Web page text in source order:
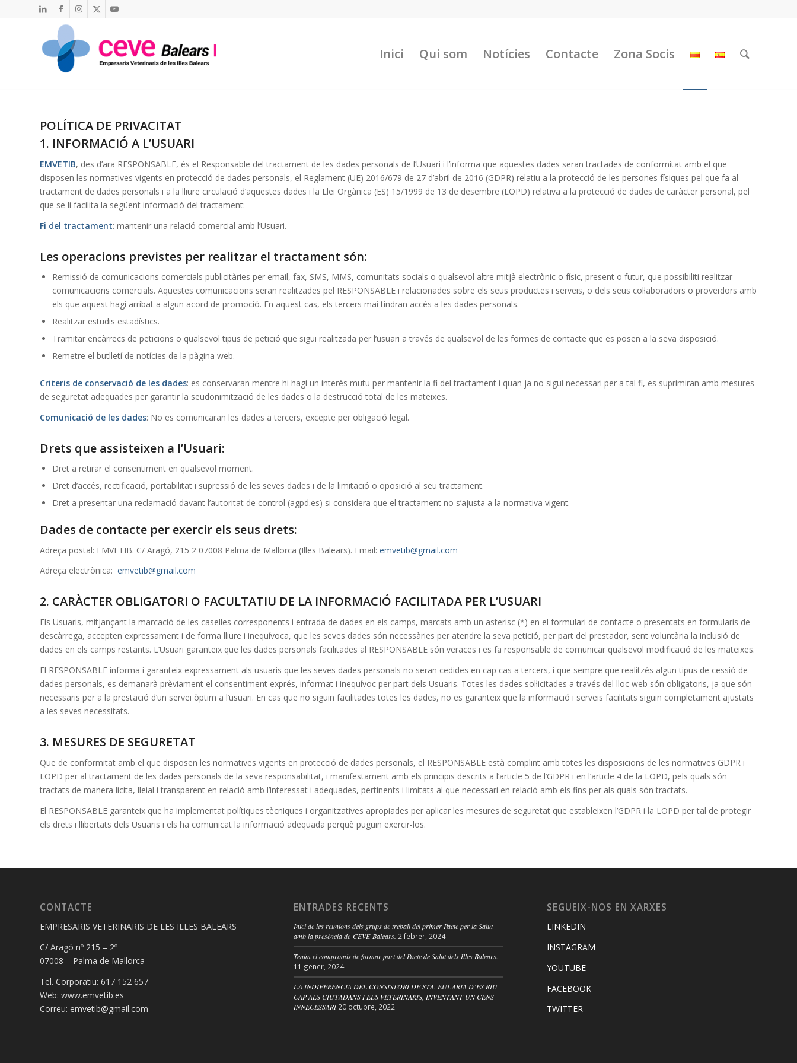
Inici Qui som Notícies Contacte Zona Socis
POLÍTICA DE PRIVACITAT
1. INFORMACIÓ A L’USUARI
EMVETIB, des d’ara RESPONSABLE, és el Responsable del tractament de les dades personals de l’Usuari i l’informa que aquestes dades seran tractades de conformitat amb el que
disposen les normatives vigents en protecció de dades personals, el Reglament (UE) 2016/679 de 27 d’abril de 2016 (GDPR) relatiu a la protecció de les persones físiques pel que fa al
tractament de dades personals i a la lliure circulació d’aquestes dades i la Llei Orgànica (ES) 15/1999 de 13 de desembre (LOPD) relativa a la protecció de dades de caràcter personal, pel
que se li facilita la següent informació del tractament:
Fi del tractament: mantenir una relació comercial amb l’Usuari.
Les operacions previstes per realitzar el tractament són:
Remissió de comunicacions comercials publicitàries per email, fax, SMS, MMS, comunitats socials o qualsevol altre mitjà electrònic o físic, present o futur, que possibiliti realitzar
comunicacions comercials. Aquestes comunicacions seran realitzades pel RESPONSABLE i relacionades sobre els seus productes i serveis, o dels seus col·laboradors o proveïdors amb
els que aquest hagi arribat a algun acord de promoció. En aquest cas, els tercers mai tindran accés a les dades personals.
Realitzar estudis estadístics.
Tramitar encàrrecs de peticions o qualsevol tipus de petició que sigui realitzada per l’usuari a través de qualsevol de les formes de contacte que es posen a la seva disposició.
Remetre el butlletí de notícies de la pàgina web.
Criteris de conservació de les dades: es conservaran mentre hi hagi un interès mutu per mantenir la fi del tractament i quan ja no sigui necessari per a tal fi, es suprimiran amb mesures
de seguretat adequades per garantir la seudonimització de les dades o la destrucció total de les mateixes.
Comunicació de les dades: No es comunicaran les dades a tercers, excepte per obligació legal.
Drets que assisteixen a l’Usuari:
Dret a retirar el consentiment en qualsevol moment.
Dret d’accés, rectificació, portabilitat i supressió de les seves dades i de la limitació o oposició al seu tractament.
Dret a presentar una reclamació davant l’autoritat de control (agpd.es) si considera que el tractament no s’ajusta a la normativa vigent.
Dades de contacte per exercir els seus drets:
Adreça postal: EMVETIB. C/ Aragó, 215 2 07008 Palma de Mallorca (Illes Balears). Email: emvetib@gmail.com
Adreça electrònica: emvetib@gmail.com
2. CARÀCTER OBLIGATORI O FACULTATIU DE LA INFORMACIÓ FACILITADA PER L’USUARI
Els Usuaris, mitjançant la marcació de les caselles corresponents i entrada de dades en els camps, marcats amb un asterisc (*) en el formulari de contacte o presentats en formularis de
descàrrega, accepten expressament i de forma lliure i inequívoca, que les seves dades són necessàries per atendre la seva petició, per part del prestador, sent voluntària la inclusió de
dades en els camps restants. L’Usuari garanteix que les dades personals facilitades al RESPONSABLE són veraces i es fa responsable de comunicar qualsevol modificació de les mateixes.
El RESPONSABLE informa i garanteix expressament als usuaris que les seves dades personals no seran cedides en cap cas a tercers, i que sempre que realitzés algun tipus de cessió de
dades personals, es demanarà prèviament el consentiment exprés, informat i inequívoc per part dels Usuaris. Totes les dades sol·licitades a través del lloc web són obligatoris, ja que són
necessaris per a la prestació d’un servei òptim a l’usuari. En cas que no siguin facilitades totes les dades, no es garanteix que la informació i serveis facilitats siguin completament ajustats
a les seves necessitats.
3. MESURES DE SEGURETAT
Que de conformitat amb el que disposen les normatives vigents en protecció de dades personals, el RESPONSABLE està complint amb totes les disposicions de les normatives GDPR i
LOPD per al tractament de les dades personals de la seva responsabilitat, i manifestament amb els principis descrits a l’article 5 de l’GDPR i en l’article 4 de la LOPD, pels quals són
tractats de manera lícita, lleial i transparent en relació amb l’interessat i adequades, pertinents i limitats al que necessari en relació amb els fins per als quals són tractats.
El RESPONSABLE garanteix que ha implementat polítiques tècniques i organitzatives apropiades per aplicar les mesures de seguretat que estableixen l’GDPR i la LOPD per tal de protegir
els drets i llibertats dels Usuaris i els ha comunicat la informació adequada perquè puguin exercir-los.
CONTACTE
EMPRESARIS VETERINARIS DE LES ILLES BALEARS
C/ Aragó nº 215 – 2º
07008 – Palma de Mallorca
Tel. Corporatiu: 617 152 657
Web: www.emvetib.es
Correu: emvetib@gmail.com
ENTRADES RECENTS
Inici de les reunions dels grups de treball del primer Pacte per la Salut
amb la presència de CEVE Balears. 2 febrer, 2024
Tenim el compromís de formar part del Pacte de Salut dels Illes Balears.
11 gener, 2024
LA INDIFERÈNCIA DEL CONSISTORI DE STA. EULÀRIA D’ES RIU
CAP ALS CIUTADANS I ELS VETERINARIS, INVENTANT UN CENS
INNECESSARI 20 octubre, 2022
SEGUEIX-NOS EN XARXES
LINKEDIN
INSTAGRAM
YOUTUBE
FACEBOOK
TWITTER